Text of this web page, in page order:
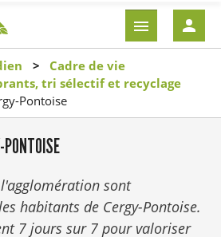
contenu
principal
EN-
TÊTE
Cadre de vie
tri sélectif et recyclage
Pontoise
PONTOISE
sont
habitants de Cergy-Pontoise.
7 jours sur 7 pour valoriser